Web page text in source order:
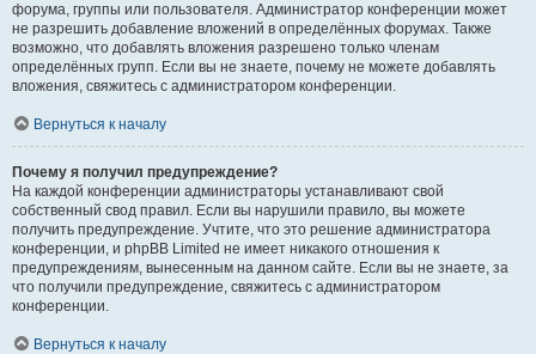
форума, группы или пользователя. Администратор конференции может
не разрешить добавление вложений в определённых форумах. Также
возможно, что добавлять вложения разрешено только членам
определённых групп. Если вы не знаете, почему не можете добавлять
вложения, свяжитесь с администратором конференции.
Вернуться к началу
Почему я получил предупреждение?
На каждой конференции администраторы устанавливают свой
собственный свод правил. Если вы нарушили правило, вы можете
получить предупреждение. Учтите, что это решение администратора
конференции, и phpBB Limited не имеет никакого отношения к
предупреждениям, вынесенным на данном сайте. Если вы не знаете, за
что получили предупреждение, свяжитесь с администратором
конференции.
Вернуться к началу